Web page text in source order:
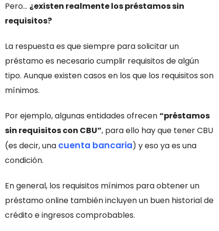
Pero… ¿existen realmente los préstamos sin
requisitos?
La respuesta es que siempre para solicitar un
préstamo es necesario cumplir requisitos de algún
tipo. Aunque existen casos en los que los requisitos son
mínimos.
Por ejemplo, algunas entidades ofrecen“préstamos
sin requisitos con CBU”, para ello hay que tener CBU
(es decir, una cuenta bancaria) y eso ya es una
condición.
En general, los requisitos mínimos para obtener un
préstamo online también incluyen un buen historial de
crédito e ingresos comprobables.